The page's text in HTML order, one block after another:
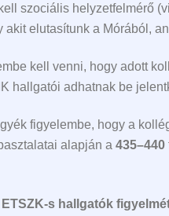
szociális helyzetfelmérő
elutasítunk a Mórából,
kell venni, hogy adott
hallgatói adhatnak be
figyelembe, hogy a
alapján a 435–440
ETSZK-s hallgatók